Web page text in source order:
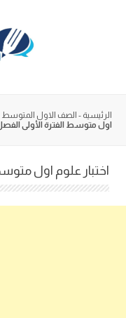
الرئيسية - الصف الاول المتوسط
اول متوسط الفترة الأولى الفصل
اختبار علوم اول متوسط